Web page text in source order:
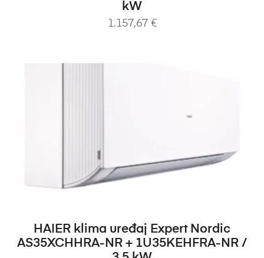
kW
1.157,67 €
DODAJ U KOŠARICU
HAIER klima uređaj Expert Nordic
AS35XCHHRA-NR + 1U35KEHFRA-NR /